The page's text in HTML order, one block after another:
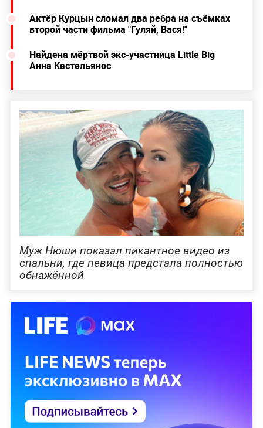
Актёр Курцын сломал два ребра на съёмках
второй части фильма "Гуляй, Вася!"
Найдена мёртвой экс-участница Little Big
Анна Кастельянос
Муж Нюши показал пикантное видео из
спальни, где певица предстала полностью
обнажённой